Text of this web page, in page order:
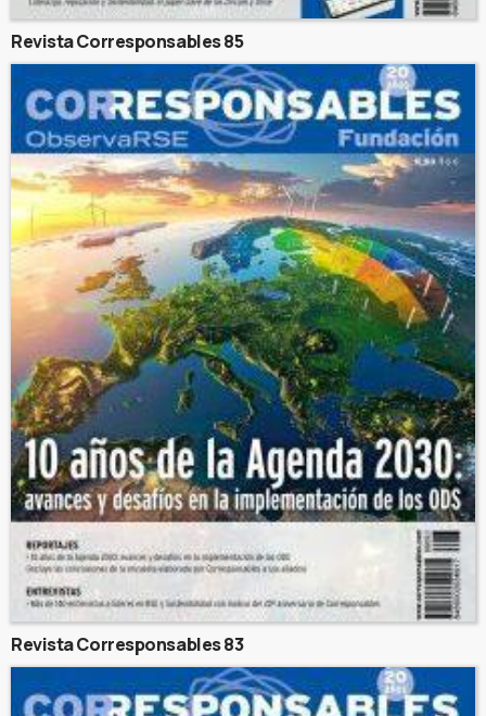
Revista Corresponsables 85
Revista Corresponsables 83